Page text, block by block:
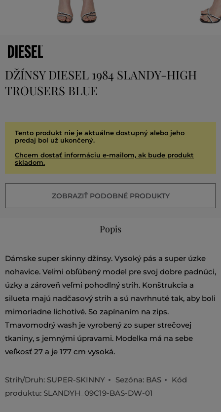
DŽÍNSY DIESEL 1984 SLANDY-HIGH
TROUSERS BLUE
Tento produkt nie je aktuálne dostupný alebo jeho
predaj bol už ukončený.
Chcem dostať informáciu e-mailom, ak bude produkt
skladom.
ZOBRAZIŤ PODOBNÉ PRODUKTY
Popis
Dámske super skinny džínsy. Vysoký pás a super úzke
nohavice. Veľmi obľúbený model pre svoj dobre padnúci,
úzky a zároveň veľmi pohodlný strih. Konštrukcia a
silueta majú nadčasový strih a sú navrhnuté tak, aby boli
mimoriadne lichotivé. So zapínaním na zips.
Tmavomodrý wash je vyrobený zo super strečovej
tkaniny, s jemnými úpravami. Modelka má na sebe
veľkosť 27 a je 177 cm vysoká.
Strih/Druh: SUPER-SKINNY Sezóna: BAS
Kód
produktu: SLANDYH_09C19-BAS-DW-01